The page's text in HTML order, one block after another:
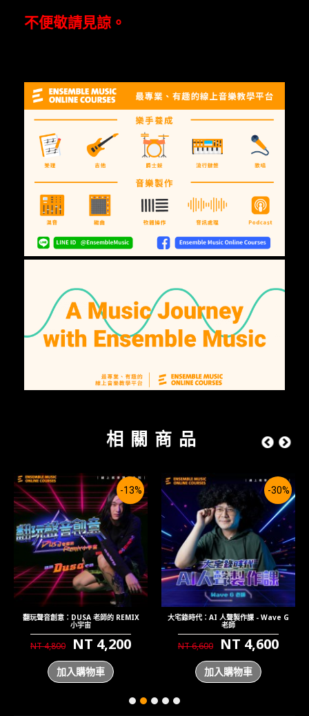
不便敬請見諒。
相關商品
-13%
Double 的嘻哈混音藝術 - Double 魏
瑋老師
NT 8,800 NT 7,700
加入購物車
DUSA的音色實驗室：聲音設計－合成器
篇
NT 4,800
加入購物車